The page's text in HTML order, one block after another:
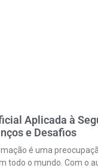
Aplicada à
e Desafios
é uma
todo o mundo. Com o